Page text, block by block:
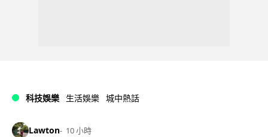
科技娛樂 生活娛樂 城中熱話
Lawton 10 小時